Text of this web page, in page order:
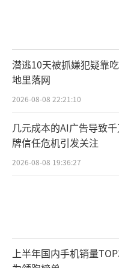
潜逃10天被抓嫌犯疑靠
地里落网
2026-08-08 22:21:10
几元成本的AI广告导致
牌信任危机引发关注
2026-08-08 19:36:27
上半年国内手机销量